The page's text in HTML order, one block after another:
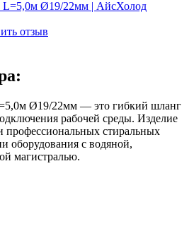
отзыв
Ø19/22мм — это гибкий шланг
рабочей среды. Изделие
профессиональных стиральных
оборудования с водяной,
магистралью.